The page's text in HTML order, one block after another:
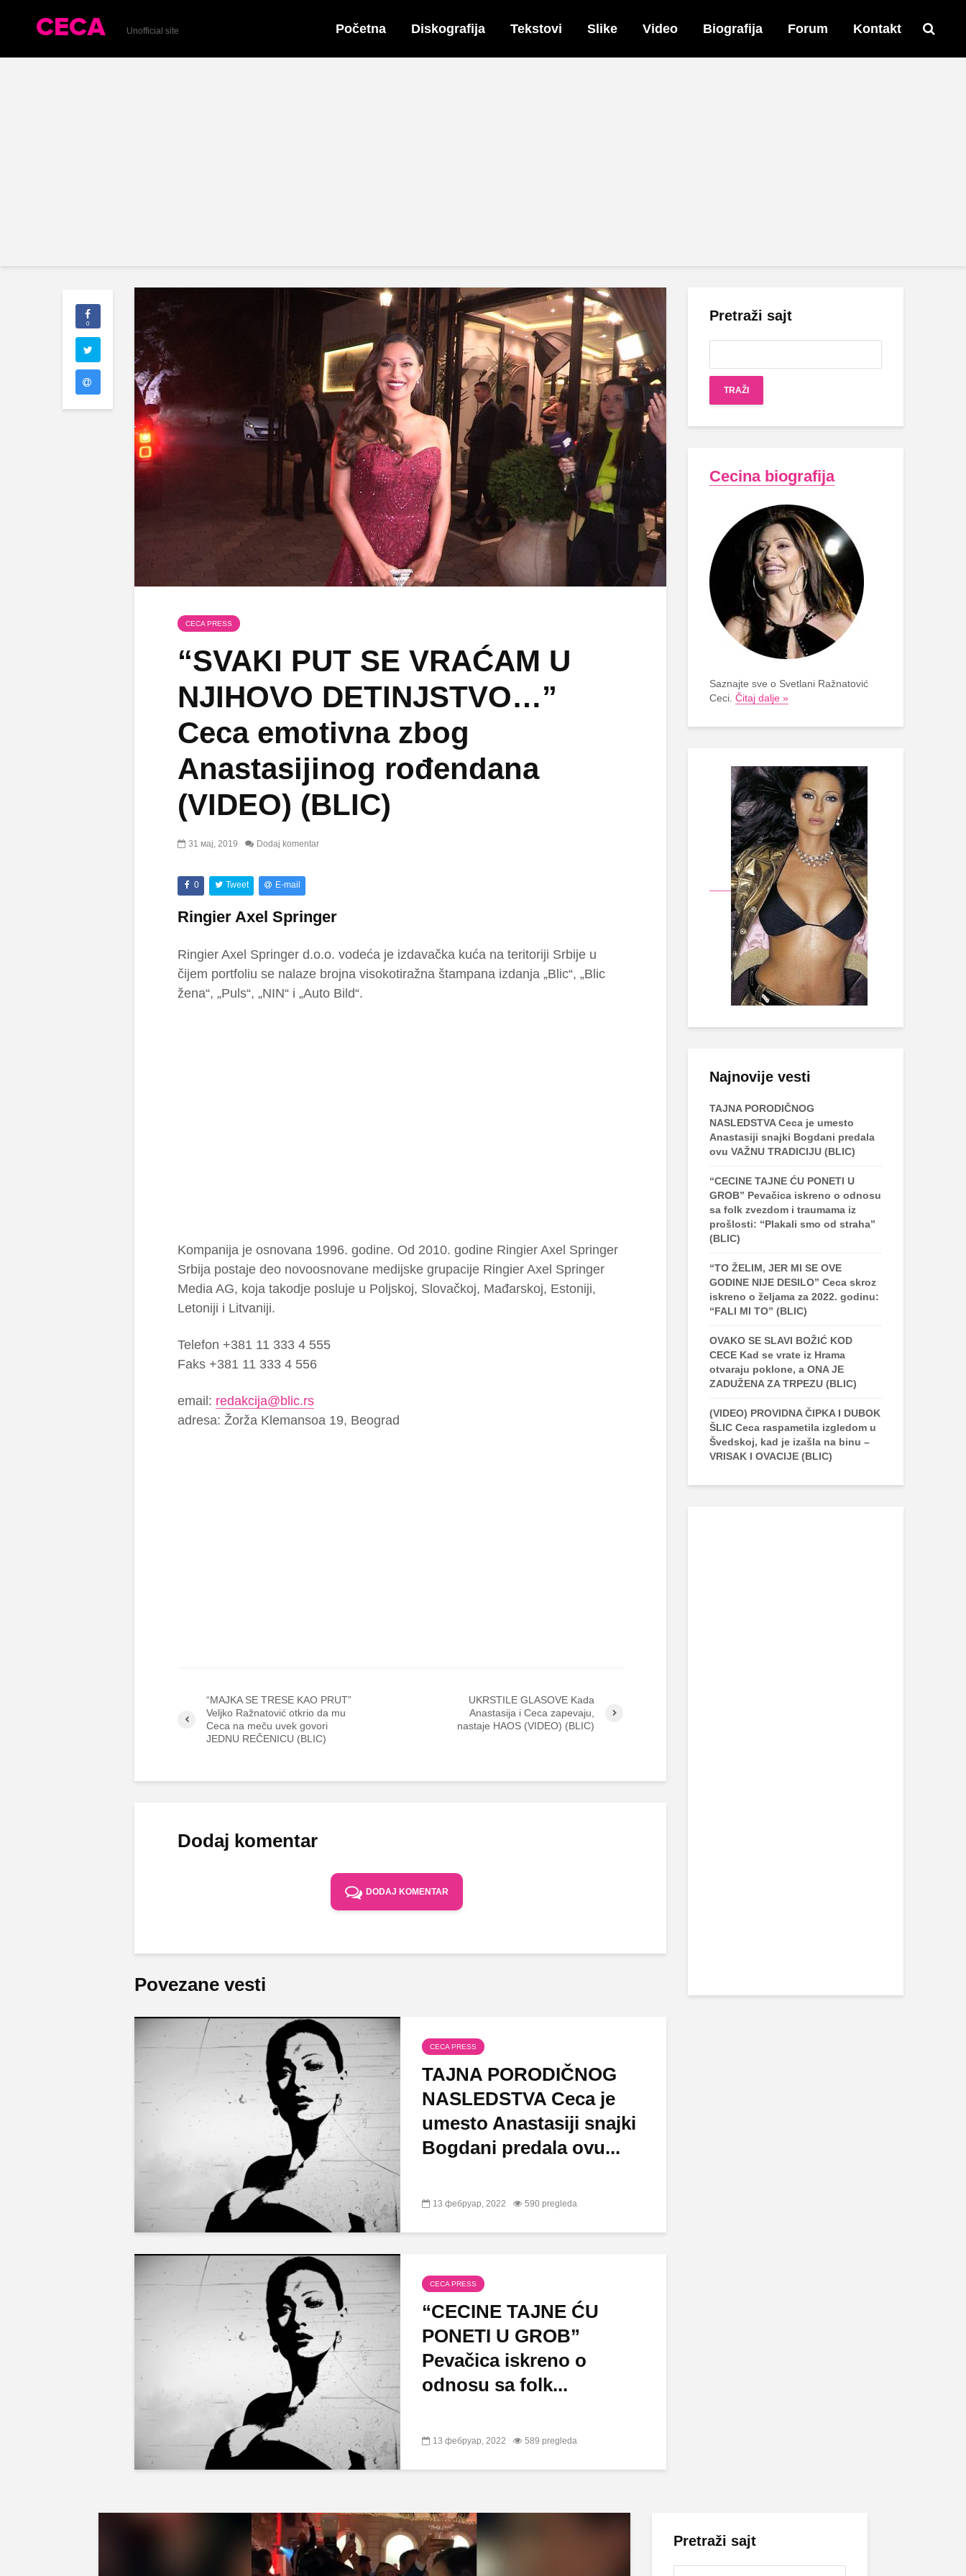
Unofficial site Početna Diskografija Tekstovi Slike Video Biografija Forum Kontakt
0
CECA PRESS
“SVAKI PUT SE VRAĆAM U
NJIHOVO DETINJSTVO…”
Ceca emotivna zbog
Anastasijinog rođendana
(VIDEO) (BLIC)
31 мај, 2019 Dodaj komentar
0 Tweet E-mail
Ringier Axel Springer
Ringier Axel Springer d.o.o. vodeća je izdavačka kuća na teritoriji Srbije u
čijem portfoliu se nalaze brojna visokotiražna štampana izdanja „Blic“, „Blic
žena“, „Puls“, „NIN“ i „Auto Bild“.
Kompanija je osnovana 1996. godine. Od 2010. godine Ringier Axel Springer
Srbija postaje deo novoosnovane medijske grupacije Ringier Axel Springer
Media AG, koja takodje posluje u Poljskoj, Slovačkoj, Mađarskoj, Estoniji,
Letoniji i Litvaniji.
Telefon +381 11 333 4 555
Faks +381 11 333 4 556
email: redakcija@blic.rs
adresa: Žorža Klemansoa 19, Beograd
“MAJKA SE TRESE KAO PRUT”
Veljko Ražnatović otkrio da mu
Ceca na meču uvek govori
JEDNU REČENICU (BLIC)
UKRSTILE GLASOVE Kada
Anastasija i Ceca zapevaju,
nastaje HAOS (VIDEO) (BLIC)
Dodaj komentar
DODAJ KOMENTAR
Povezane vesti
CECA PRESS
TAJNA PORODIČNOG
NASLEDSTVA Ceca je
umesto Anastasiji snajki
Bogdani predala ovu...
13 фебруар, 2022 590 pregleda
CECA PRESS
“CECINE TAJNE ĆU
PONETI U GROB”
Pevačica iskreno o
odnosu sa folk...
13 фебруар, 2022 589 pregleda
Pretraži sajt
Cecina biografija
Saznajte sve o Svetlani Ražnatović
Ceci. Čitaj dalje »
Najnovije vesti
TAJNA PORODIČNOG
NASLEDSTVA Ceca je umesto
Anastasiji snajki Bogdani predala
ovu VAŽNU TRADICIJU (BLIC)
“CECINE TAJNE ĆU PONETI U
GROB” Pevačica iskreno o odnosu
sa folk zvezdom i traumama iz
prošlosti: “Plakali smo od straha”
(BLIC)
“TO ŽELIM, JER MI SE OVE
GODINE NIJE DESILO” Ceca skroz
iskreno o željama za 2022. godinu:
“FALI MI TO” (BLIC)
OVAKO SE SLAVI BOŽIĆ KOD
CECE Kad se vrate iz Hrama
otvaraju poklone, a ONA JE
ZADUŽENA ZA TRPEZU (BLIC)
(VIDEO) PROVIDNA ČIPKA I DUBOK
ŠLIC Ceca raspametila izgledom u
Švedskoj, kad je izašla na binu –
VRISAK I OVACIJE (BLIC)
Pretraži sajt